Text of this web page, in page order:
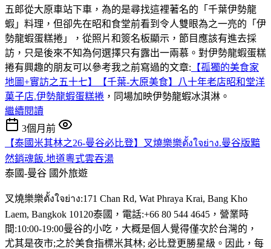
五郎從大原車站下車，為的是尋找這裡著名的「千葉伊勢龍
蝦」料理，但卻先在昭和食堂前看到令人雙眼為之一亮的「伊
勢龍蝦蛋糕捲」，從照片和簽名板顯示，節目應該有進去採
訪，只是後來不知為何選擇只有露出一兩慕。對伊勢龍蝦蛋糕
捲有興趣的朋友可以參考我之前寫過的文章: 【孤獨的美食家
地圖+實訪之五十七】【千葉-大原美食】八十年老店昭和堂洋
菓子店.伊勢龍蝦蛋糕捲 ，同場加映伊勢龍蝦冰淇淋。
繼續閱讀
3個月前
【泰國米其林之26-曼谷必比登】叉燒樂樂ตั้งใจย่าง.曼谷版黯
然銷魂飯.地道粵式雲吞湯
泰國-曼谷 國外旅遊
叉燒樂樂ตั้งใจย่าง:171 Chan Rd, Wat Phraya Krai, Bang Kho
Laem, Bangkok 10120泰國，電話:+66 80 544 4645，營業時
間:10:00-19:00曼谷的小吃，大概是個人覺得僅次於台灣的，
尤其是夜市;之於美食指標米其林; 必比登更勝星級。因此，每